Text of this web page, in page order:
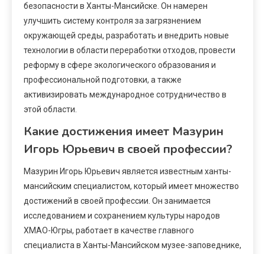
безопасности в Ханты-Мансийске. Он намерен
улучшить систему контроля за загрязнением
окружающей среды, разработать и внедрить новые
технологии в области переработки отходов, провести
реформу в сфере экологического образования и
профессиональной подготовки, а также
активизировать международное сотрудничество в
этой области.
Какие достижения имеет Мазурин
Игорь Юрьевич в своей профессии?
Мазурин Игорь Юрьевич является известным ханты-
мансийским специалистом, который имеет множество
достижений в своей профессии. Он занимается
исследованием и сохранением культуры народов
ХМАО-Югры, работает в качестве главного
специалиста в Ханты-Мансийском музее-заповеднике,